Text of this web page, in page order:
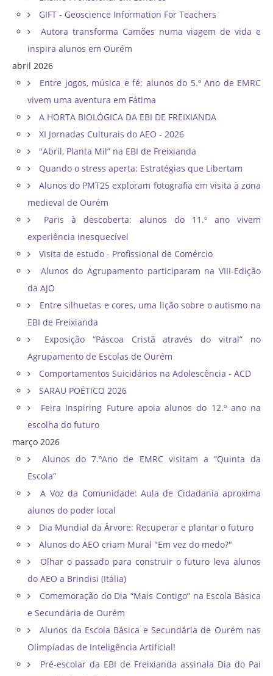
GIFT - Geoscience Information For Teachers
Autora transforma Camões numa viagem de vida e
inspira alunos em Ourém
abril 2026
Entre jogos, música e fé: alunos do 5.º Ano de EMRC
vivem uma aventura em Fátima
A HORTA BIOLÓGICA DA EBI DE FREIXIANDA
XI Jornadas Culturais do AEO - 2026
"Abril, Planta Mil” na EBI de Freixianda
Quando o stress aperta: Estratégias que Libertam
Alunos do PMT25 exploram fotografia em visita à zona
medieval de Ourém
Paris à descoberta: alunos do 11.º ano vivem
experiência inesquecível
Visita de estudo - Profissional de Comércio
Alunos do Agrupamento participaram na VIII-Edição
da AJO
Entre silhuetas e cores, uma lição sobre o autismo na
EBI de Freixianda
Exposição “Páscoa Cristã através do vitral” no
Agrupamento de Escolas de Ourém
Comportamentos Suicidários na Adolescência - ACD
SARAU POÉTICO 2026
Feira Inspiring Future apoia alunos do 12.º ano na
escolha do futuro
março 2026
Alunos do 7.ºAno de EMRC visitam a “Quinta da
Escola”
A Voz da Comunidade: Aula de Cidadania aproxima
alunos do poder local
Dia Mundial da Árvore: Recuperar e plantar o futuro
Alunos do AEO criam Mural "Em vez do medo?"
Olhar o passado para construir o futuro leva alunos
do AEO a Brindisi (Itália)
Comemoração do Dia “Mais Contigo” na Escola Básica
e Secundária de Ourém
Alunos da Escola Básica e Secundária de Ourém nas
Olimpíadas de Inteligência Artificial!
Pré-escolar da EBI de Freixianda assinala Dia do Pai